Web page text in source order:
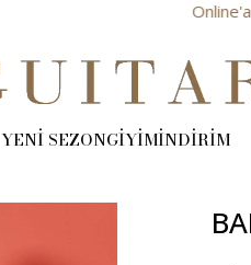
Online'a Özel: %10 İndirim
YENİ SEZONGİYİMİNDİRİM